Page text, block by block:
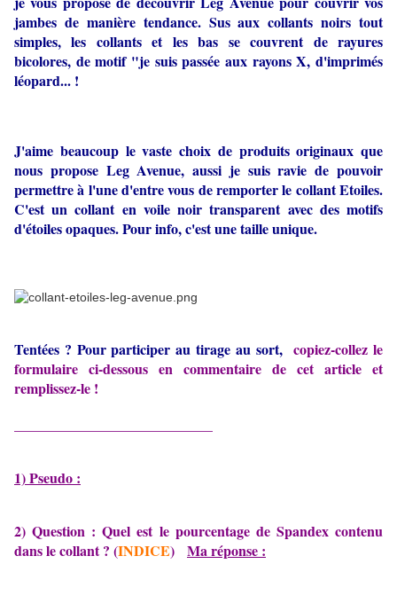
jambes de manière tendance. Sus aux collants noirs tout
simples, les collants et les bas se couvrent de rayures
bicolores, de motif "je suis passée aux rayons X, d'imprimés
léopard... !
J'aime beaucoup le vaste choix de produits originaux que
nous propose Leg Avenue, aussi je suis ravie de pouvoir
permettre à l'une d'entre vous de remporter le collant Etoiles.
C'est un collant en voile noir transparent avec des motifs
d'étoiles opaques. Pour info, c'est une taille unique.
Tentées ? Pour participer au tirage au sort, copiez-collez le
formulaire ci-dessous en commentaire de cet article et
remplissez-le !
1) Pseudo :
2) Question : Quel est le pourcentage de Spandex contenu
dans le collant ? (INDICE) Ma réponse :